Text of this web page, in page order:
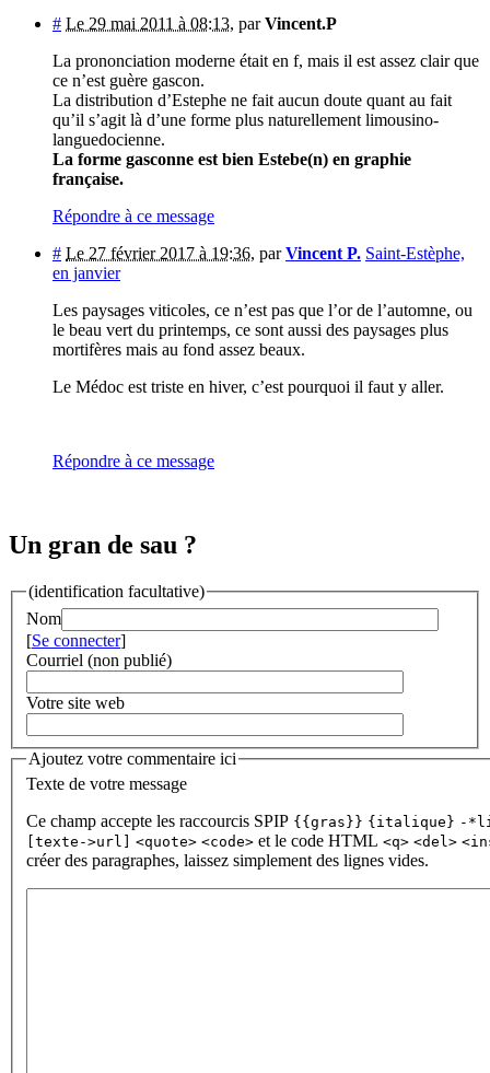
# Le 29 mai 2011 à 08:13, parVincent.P
La prononciation moderne était en f, mais il est assez clair que
ce n’est guère gascon.
La distribution d’Estephe ne fait aucun doute quant au fait
qu’il s’agit là d’une forme plus naturellement limousino-
languedocienne.
La forme gasconne est bien Estebe(n) en graphie
française.
Répondre à ce message
# Le 27 février 2017 à 19:36, parVincent P. Saint-Estèphe,
en janvier
Les paysages viticoles, ce n’est pas que l’or de l’automne, ou
le beau vert du printemps, ce sont aussi des paysages plus
mortifères mais au fond assez beaux.
Le Médoc est triste en hiver, c’est pourquoi il faut y aller.
Répondre à ce message
Un gran de sau ?
(identification facultative)
Nom
[Se connecter]
Courriel (non publié)
Votre site web
Ajoutez votre commentaire ici
Texte de votre message
Ce champ accepte les raccourcis SPIP {{gras}} {italique} -
[texte->url]
<quote> <code> et le code HTML <q> <del>
créer des paragraphes, laissez simplement des lignes vides.